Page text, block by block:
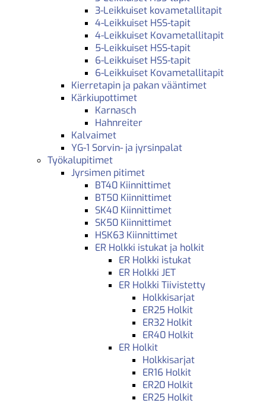
3-Leikkuiset kovametallitapit
4-Leikkuiset HSS-tapit
4-Leikkuiset Kovametallitapit
5-Leikkuiset HSS-tapit
6-Leikkuiset HSS-tapit
6-Leikkuiset Kovametallitapit
Kierretapin ja pakan vääntimet
Kärkiupottimet
Karnasch
Hahnreiter
Kalvaimet
YG-1 Sorvin- ja jyrsinpalat
Työkalupitimet
Jyrsimen pitimet
BT40 Kiinnittimet
BT50 Kiinnittimet
SK40 Kiinnittimet
SK50 Kiinnittimet
HSK63 Kiinnittimet
ER Holkki istukat ja holkit
ER Holkki istukat
ER Holkki JET
ER Holkki Tiivistetty
Holkkisarjat
ER25 Holkit
ER32 Holkit
ER40 Holkit
ER Holkit
Holkkisarjat
ER16 Holkit
ER20 Holkit
ER25 Holkit